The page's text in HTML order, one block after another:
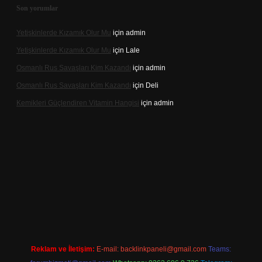
Son yorumlar
Yetişkinlerde Kızamık Olur Mu için admin
Yetişkinlerde Kızamık Olur Mu için Lale
Osmanlı Rus Savaşları Kim Kazandı için admin
Osmanlı Rus Savaşları Kim Kazandı için Deli
Kemikleri Güçlendiren Vitamin Hangisi için admin
Reklam ve İletişim: E-mail: backlinkpaneli@gmail.com Teams: